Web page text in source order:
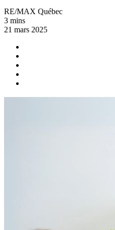
RE/MAX Québec
3 mins
21 mars 2025